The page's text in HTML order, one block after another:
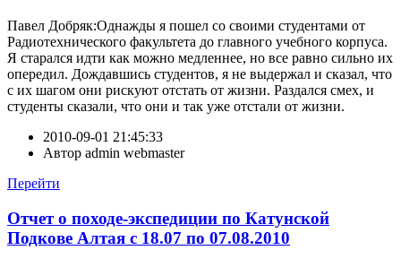
Павел Добряк:Однажды я пошел со своими студентами от
Радиотехнического факультета до главного учебного корпуса.
Я старался идти как можно медленнее, но все равно сильно их
опередил. Дождавшись студентов, я не выдержал и сказал, что
с их шагом они рискуют отстать от жизни. Раздался смех, и
студенты сказали, что они и так уже отстали от жизни.
2010-09-01 21:45:33
Автор admin webmaster
Перейти
Отчет о походе-экспедиции по Катунской
Подкове Алтая с 18.07 по 07.08.2010